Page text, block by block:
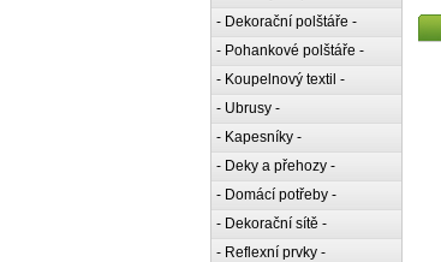
- Dekorační polštáře -
- Pohankové polštáře -
- Koupelnový textil -
- Ubrusy -
- Kapesníky -
- Deky a přehozy -
- Domácí potřeby -
- Dekorační sítě -
- Reflexní prvky -